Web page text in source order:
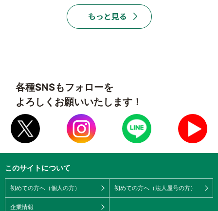
各種SNSもフォローを
よろしくお願いいたします！
このサイトについて
初めての方へ（個人の方） 初めての方へ（法人屋号の方）
企業情報